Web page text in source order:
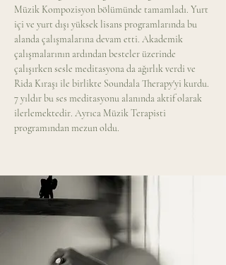
Müzik Kompozisyon bölümünde tamamladı. Yurt
içi ve yurt dışı yüksek lisans programlarında bu
alanda çalışmalarına devam etti. Akademik
çalışmalarının ardından besteler üzerinde
çalışırken sesle meditasyona da ağırlık verdi ve
Rida Kıraşı ile birlikte Soundala Therapy'yi kurdu.
7 yıldır bu ses meditasyonu alanında aktif olarak
ilerlemektedir. Ayrıca Müzik Terapisti
programından mezun oldu.